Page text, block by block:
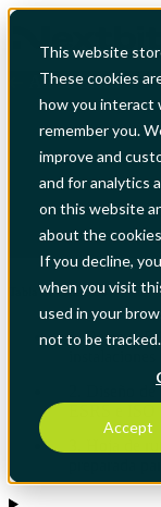
This website
These cookies
how you interact
remember you.
improve and
and for analytics
on this website
about the
If you decline,
when you visit
used in your
not to be tracked.
Accept
All Articles
De la
el CSRD
Tabla de contenido
1. Por qué
2. Diseño
ESRS e
3. Hoja de